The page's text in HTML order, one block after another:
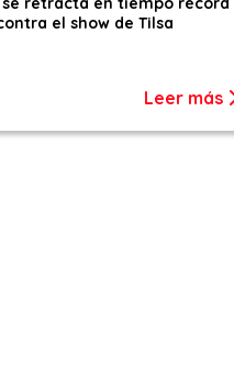
el show de Tilsa
Leer más